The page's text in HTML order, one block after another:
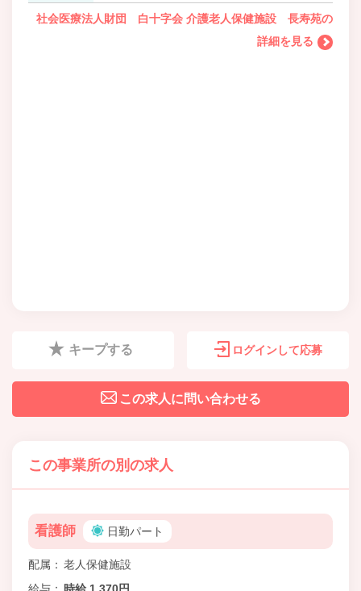
社会医療法人財団 白十字会 介護老人保健施設 長寿苑の
詳細を見る
キープする ログインして応募
この求人に問い合わせる
この事業所の別の求人
看護師 日勤パート
配属
老人保健施設
給与
時給 1,370円